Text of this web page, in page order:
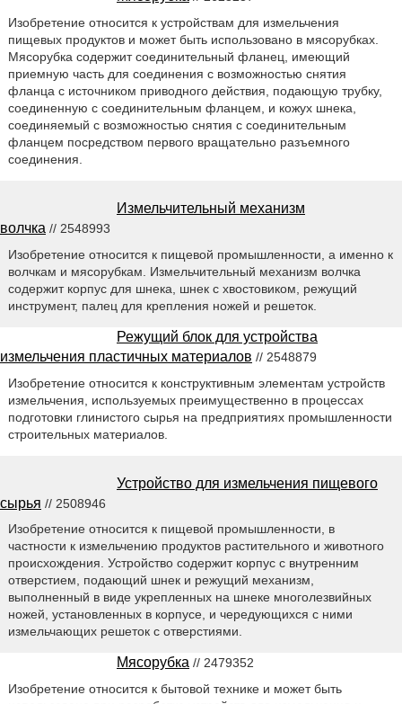
Изобретение относится к устройствам для измельчения
пищевых продуктов и может быть использовано в мясорубках.
Мясорубка содержит соединительный фланец, имеющий
приемную часть для соединения с возможностью снятия
фланца с источником приводного действия, подающую трубку,
соединенную с соединительным фланцем, и кожух шнека,
соединяемый с возможностью снятия с соединительным
фланцем посредством первого вращательно разъемного
соединения.
Измельчительный механизм
волчка // 2548993
Изобретение относится к пищевой промышленности, а именно к
волчкам и мясорубкам. Измельчительный механизм волчка
содержит корпус для шнека, шнек с хвостовиком, режущий
инструмент, палец для крепления ножей и решеток.
Режущий блок для устройства
измельчения пластичных материалов // 2548879
Изобретение относится к конструктивным элементам устройств
измельчения, используемых преимущественно в процессах
подготовки глинистого сырья на предприятиях промышленности
строительных материалов.
Устройство для измельчения пищевого
сырья // 2508946
Изобретение относится к пищевой промышленности, в
частности к измельчению продуктов растительного и животного
происхождения. Устройство содержит корпус с внутренним
отверстием, подающий шнек и режущий механизм,
выполненный в виде укрепленных на шнеке многолезвийных
ножей, установленных в корпусе, и чередующихся с ними
измельчающих решеток с отверстиями.
Мясорубка // 2479352
Изобретение относится к бытовой технике и может быть